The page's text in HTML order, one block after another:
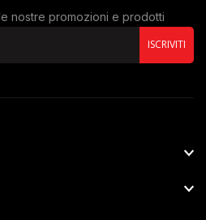
nostre promozioni e prodotti
ISCRIVITI